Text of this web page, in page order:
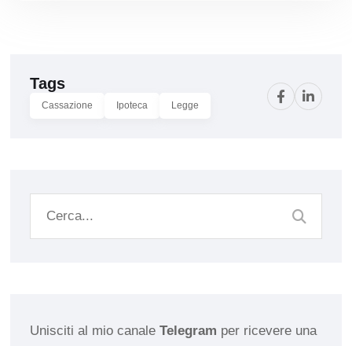
Tags
Cassazione Ipoteca Legge
Unisciti al mio canale Telegram per ricevere una